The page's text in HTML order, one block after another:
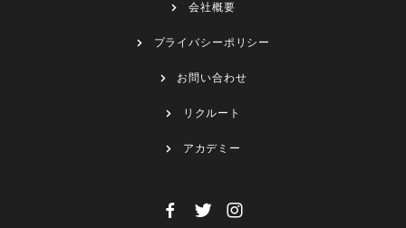
会社概要
プライバシーポリシー
お問い合わせ
リクルート
アカデミー